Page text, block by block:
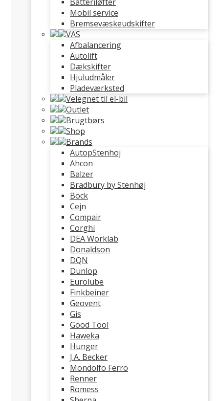
Mobil service
Bremsevæskeudskifter
VAS
Afbalancering
Autolift
Dækskifter
Hjuludmåler
Pladeværksted
Velegnet til el-bil
Outlet
Brugtbørs
Shop
Brands
AutopStenhoj
Ahcon
Balzer
Bradbury by Stenhøj
Böck
Cejn
Compair
Corghi
DEA Worklab
Donaldson
DQN
Dunlop
Eurolube
Finkbeiner
Geovent
Gis
Good Tool
Haweka
Hunger
J.A. Becker
Mondolfo Ferro
Renner
Romess